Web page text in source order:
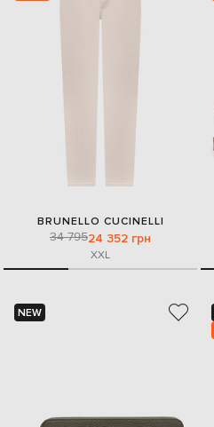
BRUNELLO CUCINELLI
34 79524 352 грн
XXL
NEW